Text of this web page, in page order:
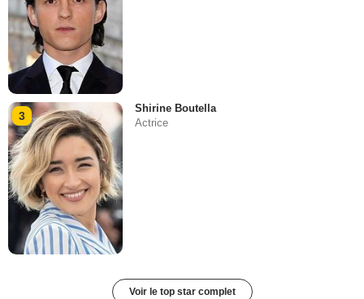
3
Shirine Boutella
Actrice
Voir le top star complet